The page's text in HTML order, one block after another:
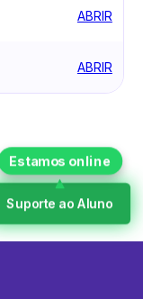
ABRIR
ABRIR
Suporte ao Aluno